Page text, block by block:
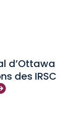
d’Ottawa
des IRSC